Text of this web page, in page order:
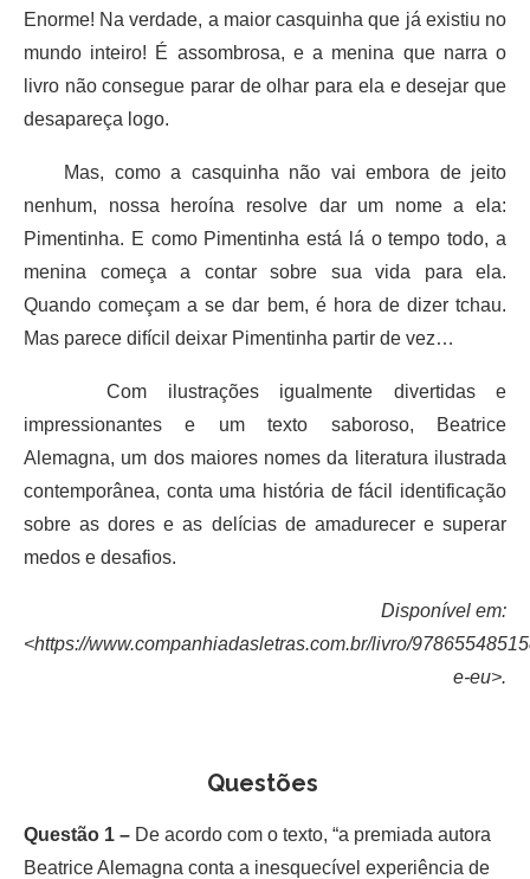
Enorme! Na verdade, a maior casquinha que já existiu no
mundo inteiro! É assombrosa, e a menina que narra o
livro não consegue parar de olhar para ela e desejar que
desapareça logo.
Mas, como a casquinha não vai embora de jeito
nenhum, nossa heroína resolve dar um nome a ela:
Pimentinha. E como Pimentinha está lá o tempo todo, a
menina começa a contar sobre sua vida para ela.
Quando começam a se dar bem, é hora de dizer tchau.
Mas parece difícil deixar Pimentinha partir de vez…
Com ilustrações igualmente divertidas e
impressionantes e um texto saboroso, Beatrice
Alemagna, um dos maiores nomes da literatura ilustrada
contemporânea, conta uma história de fácil identificação
sobre as dores e as delícias de amadurecer e superar
medos e desafios.
Disponível em:
<https://www.companhiadasletras.com.br/livro/
e-eu>.
Questões
Questão 1 – De acordo com o texto, “a premiada autora
Beatrice Alemagna conta a inesquecível experiência de